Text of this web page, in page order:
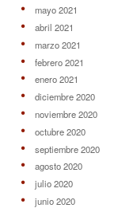
mayo 2021
abril 2021
marzo 2021
febrero 2021
enero 2021
diciembre 2020
noviembre 2020
octubre 2020
septiembre 2020
agosto 2020
julio 2020
junio 2020